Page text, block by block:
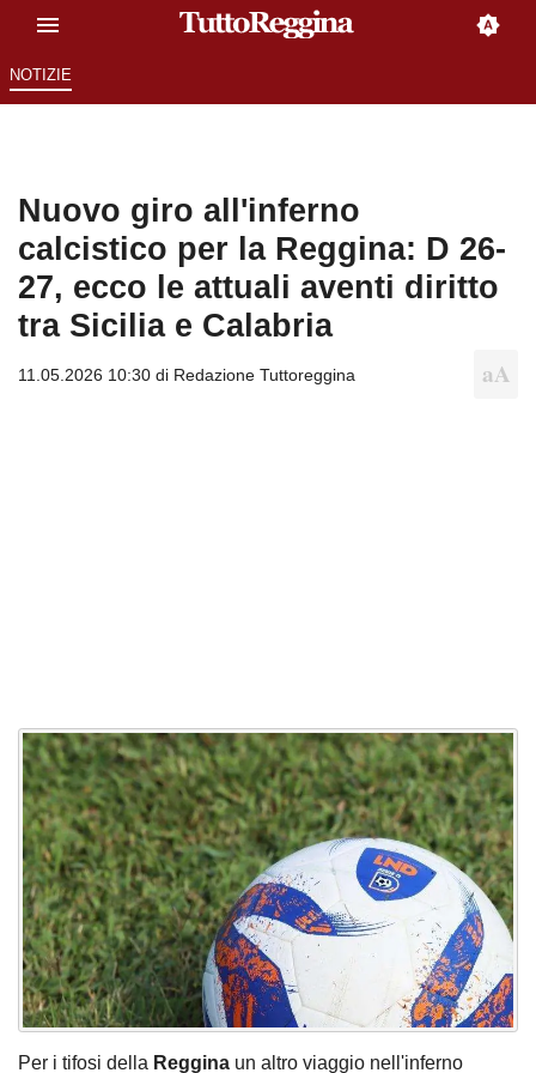
NOTIZIE
Nuovo giro all'inferno
calcistico per la Reggina: D 26-
27, ecco le attuali aventi diritto
tra Sicilia e Calabria
11.05.2026 10:30 di Redazione Tuttoreggina
Per i tifosi della Reggina un altro viaggio nell'inferno